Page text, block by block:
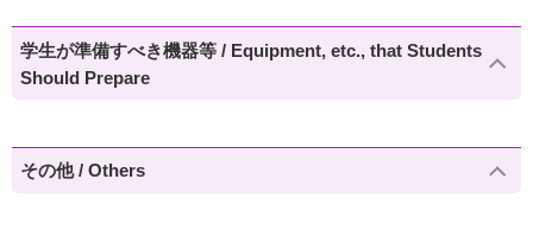
学生が準備すべき機器等 / Equipment, etc., that Students
Should Prepare
その他 / Others